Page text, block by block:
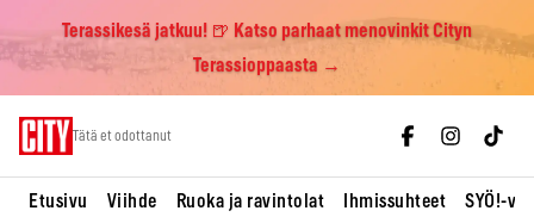
Terassikesä jatkuu! 🍺 Katso parhaat menovinkit Cityn
Terassioppaasta →
Tätä et odottanut
Etusivu Viihde Ruoka ja ravintolat Ihmissuhteet SYÖ!-